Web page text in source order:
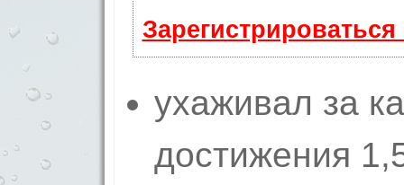
ухаживал за
достижения